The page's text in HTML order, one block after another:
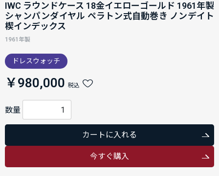
IWC ラウンドケース 18金イエローゴールド 1961年製
シャンパンダイヤル ペラトン式自動巻き ノンデイト
楔インデックス
1961年製
ドレスウォッチ
￥980,000 税込
数量
カートに入れる
今すぐ購入